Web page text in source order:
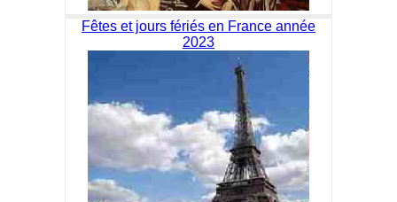
Fêtes et jours fériés en France année
2023